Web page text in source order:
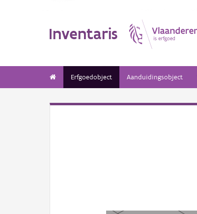
Inventaris
Erfgoedobject Aanduidingsobject